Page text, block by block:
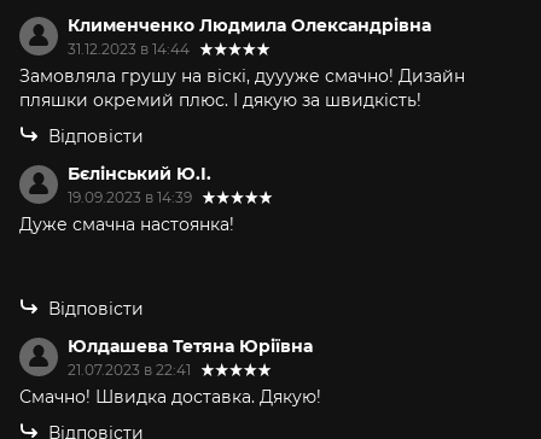
Клименченко Людмила Олександрівна
31.12.2023 в 14:44
Замовляла грушу на віскі, дуууже смачно! Дизайн
пляшки окремий плюс. І дякую за швидкість!
Відповісти
Бєлінський Ю.І.
19.09.2023 в 14:39
Дуже смачна настоянка!
Відповісти
Юлдашева Тетяна Юріївна
21.07.2023 в 22:41
Смачно! Швидка доставка. Дякую!
Відповісти